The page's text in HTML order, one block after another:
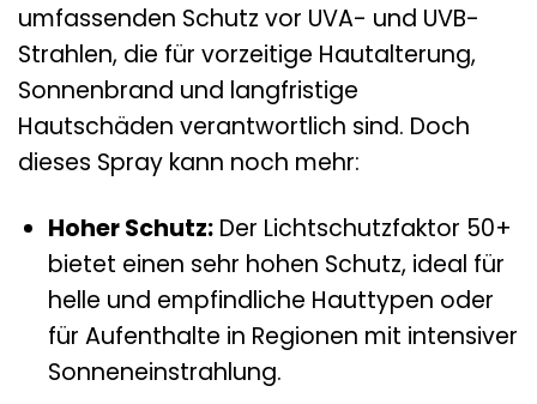
umfassenden Schutz vor UVA- und UVB-
Strahlen, die für vorzeitige Hautalterung,
Sonnenbrand und langfristige
Hautschäden verantwortlich sind. Doch
dieses Spray kann noch mehr:
Hoher Schutz:Der Lichtschutzfaktor 50+
bietet einen sehr hohen Schutz, ideal für
helle und empfindliche Hauttypen oder
für Aufenthalte in Regionen mit intensiver
Sonneneinstrahlung.